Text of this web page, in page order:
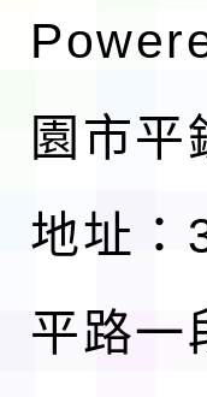
園市平
地址：
平路一